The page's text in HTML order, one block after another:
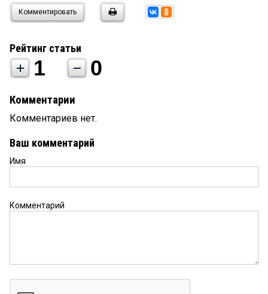
Комментировать
Рейтинг статьи
1 0
Комментарии
Комментариев нет.
Ваш комментарий
Имя
Комментарий